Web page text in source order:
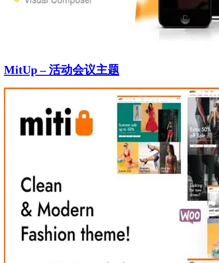
MitUp – 活动会议主题